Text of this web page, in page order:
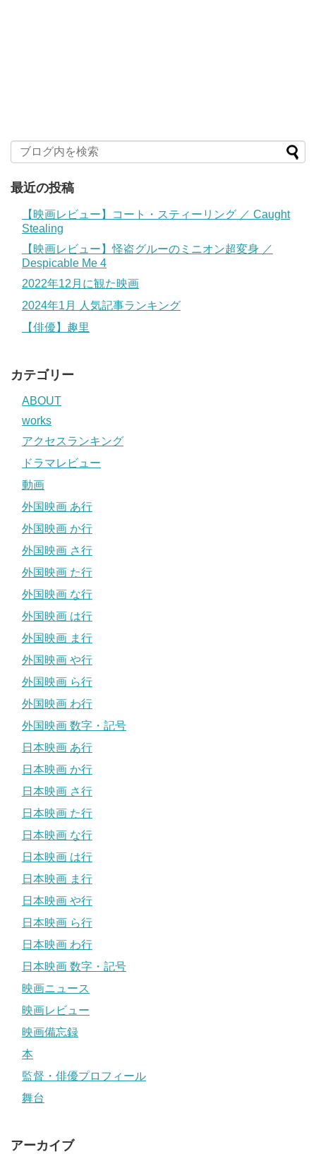
最近の投稿
【映画レビュー】コート・スティーリング ／ Caught
Stealing
【映画レビュー】怪盗グルーのミニオン超変身 ／
Despicable Me 4
2022年12月に観た映画
2024年1月 人気記事ランキング
【俳優】趣里
カテゴリー
ABOUT
works
アクセスランキング
ドラマレビュー
動画
外国映画 あ行
外国映画 か行
外国映画 さ行
外国映画 た行
外国映画 な行
外国映画 は行
外国映画 ま行
外国映画 や行
外国映画 ら行
外国映画 わ行
外国映画 数字・記号
日本映画 あ行
日本映画 か行
日本映画 さ行
日本映画 た行
日本映画 な行
日本映画 は行
日本映画 ま行
日本映画 や行
日本映画 ら行
日本映画 わ行
日本映画 数字・記号
映画ニュース
映画レビュー
映画備忘録
本
監督・俳優プロフィール
舞台
アーカイブ